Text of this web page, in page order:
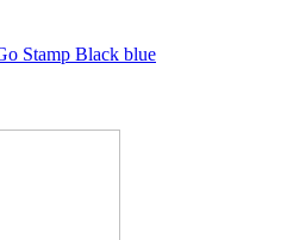
Stamp Black blue